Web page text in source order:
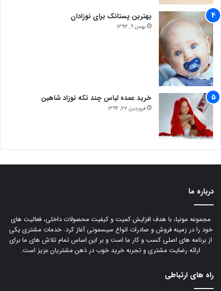
بهترین پستانک برای نوزادان
بهمن 9, 1393
خرید عمده لباس چند تکه نوزاد شاهین
فروردین 27, 1394
درباره ما
مجموعه مونیا، با هدف افزایش کمیت و کیفیت محصولات داخلی، فعالیت های
خود را در زمینه فروش و صادرات انواع سیسمونی آغاز کرد. خدمات مشتری یکی
از برنامه های اصلی کسب و کار ما است و بر این اساس تمام تلاش های ما برای
ارائه رضایت مشتری و تجربه خرید خوب در ذهن مشتریان عزیز است.
راه های ارتباطی